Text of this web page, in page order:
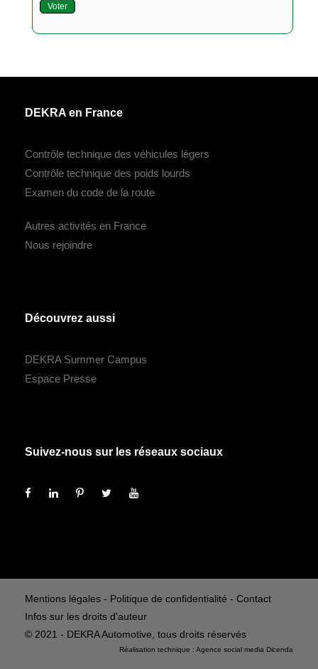
Voter
DEKRA en France
Contrôle technique des véhicules légers
Contrôle technique des poids lourds
Examen du code de la route
Autres activités en France
Nous rejoindre
Découvrez aussi
DEKRA Summer Campus
Espace Presse
Suivez-nous sur les réseaux sociaux
Mentions légales - Politique de confidentialité - Contact
Infos sur les droits d'auteur
© 2021 - DEKRA Automotive, tous droits réservés
Réalisation technique : Agence social media Dicenda